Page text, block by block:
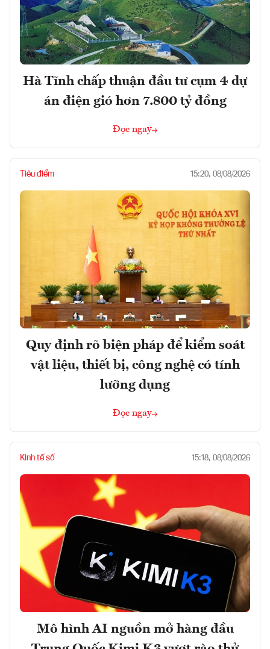
Hà Tĩnh chấp thuận đầu tư cụm 4 dự
án điện gió hơn 7.800 tỷ đồng
Đọc ngay
Tiêu điểm 15:20, 08/08/2026
Quy định rõ biện pháp để kiểm soát
vật liệu, thiết bị, công nghệ có tính
lưỡng dụng
Đọc ngay
Kinh tế số 15:18, 08/08/2026
Mô hình AI nguồn mở hàng đầu